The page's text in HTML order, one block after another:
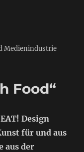
Medienindustrie
Food“
Design
für und aus
aus der